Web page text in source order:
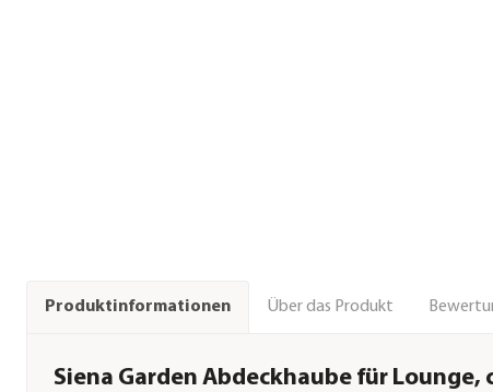
Produktinformationen Über das Produkt
Siena Garden Abdeckhaube für Lounge,